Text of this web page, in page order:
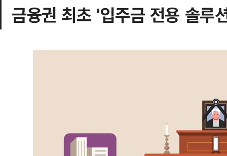
금융권 최초 '입주금 전용 솔루